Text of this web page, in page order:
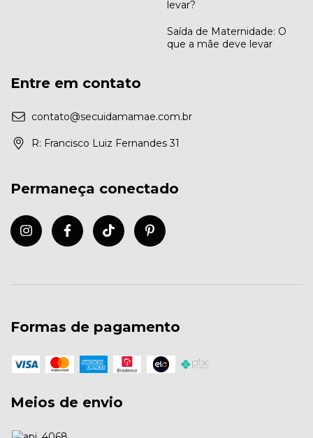
levar?
Saída de Maternidade: O
que a mãe deve levar
Entre em contato
contato@secuidamamae.com.br
R: Francisco Luiz Fernandes 31
Permaneça conectado
Formas de pagamento
Meios de envio